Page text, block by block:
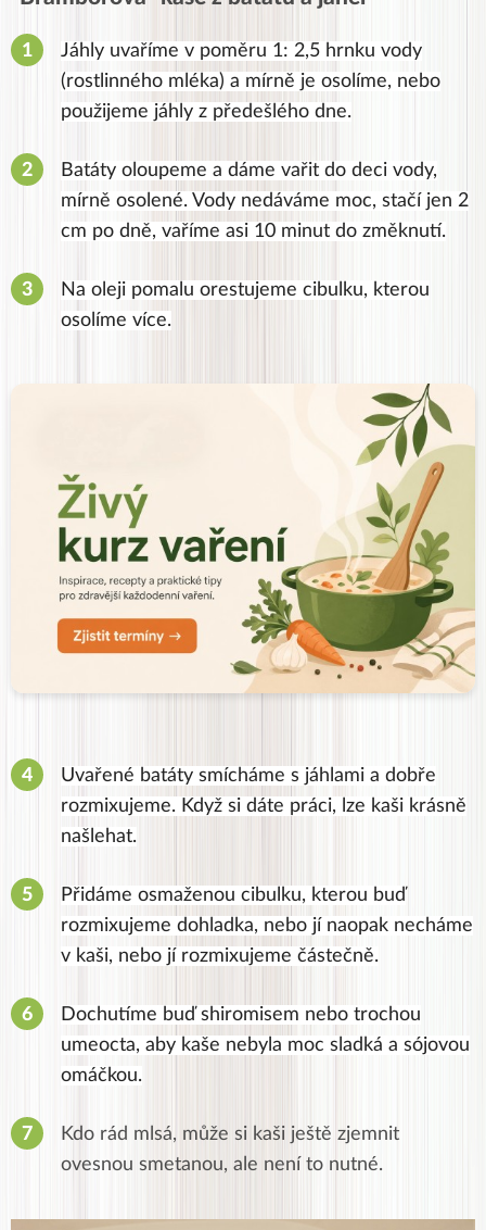
Jáhly uvaříme v poměru 1: 2,5 hrnku vody
(rostlinného mléka) a mírně je osolíme, nebo
použijeme jáhly z předešlého dne.
Batáty oloupeme a dáme vařit do deci vody,
mírně osolené. Vody nedáváme moc, stačí jen 2
cm po dně, vaříme asi 10 minut do změknutí.
Na oleji pomalu orestujeme cibulku, kterou
osolíme více.
Uvařené batáty smícháme s jáhlami a dobře
rozmixujeme. Když si dáte práci, lze kaši krásně
našlehat.
Přidáme osmaženou cibulku, kterou buď
rozmixujeme dohladka, nebo jí naopak necháme
v kaši, nebo jí rozmixujeme částečně.
Dochutíme buď shiromisem nebo trochou
umeocta, aby kaše nebyla moc sladká a sójovou
omáčkou.
Kdo rád mlsá, může si kaši ještě zjemnit
ovesnou smetanou, ale není to nutné.